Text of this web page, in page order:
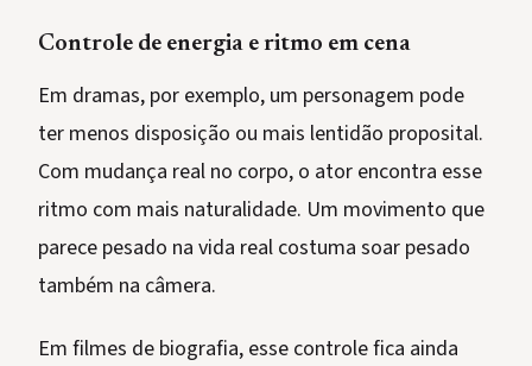
Controle de energia e ritmo em cena
Em dramas, por exemplo, um personagem pode
ter menos disposição ou mais lentidão proposital.
Com mudança real no corpo, o ator encontra esse
ritmo com mais naturalidade. Um movimento que
parece pesado na vida real costuma soar pesado
também na câmera.
Em filmes de biografia, esse controle fica ainda